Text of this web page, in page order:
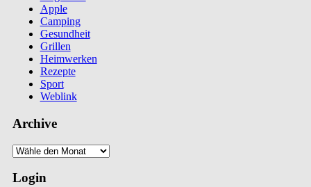
Apple
Camping
Gesundheit
Grillen
Heimwerken
Rezepte
Sport
Weblink
Archive
Login